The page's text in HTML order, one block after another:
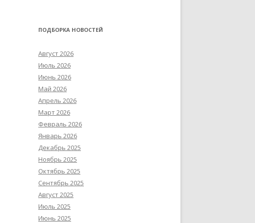
ПОДБОРКА НОВОСТЕЙ
Август 2026
Июль 2026
Июнь 2026
Май 2026
Апрель 2026
Март 2026
Февраль 2026
Январь 2026
Декабрь 2025
Ноябрь 2025
Октябрь 2025
Сентябрь 2025
Август 2025
Июль 2025
Июнь 2025